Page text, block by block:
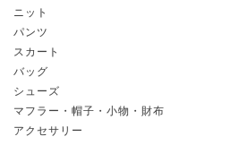
ニット
パンツ
スカート
バッグ
シューズ
マフラー・帽子・小物・財布
アクセサリー